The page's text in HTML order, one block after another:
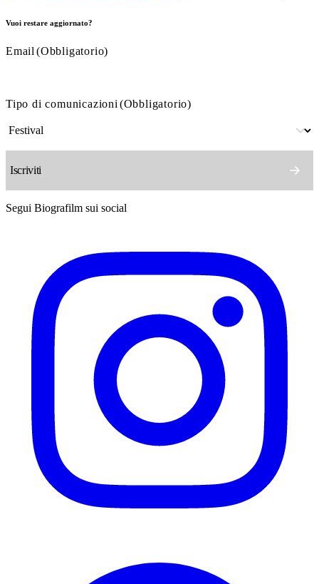
Vuoi restare aggiornato?
Email (Obbligatorio)
Tipo di comunicazioni (Obbligatorio)
Segui Biografilm sui social